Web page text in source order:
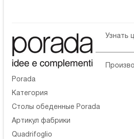
Узнать
Porada
Категория
Столы обеденные Porada
Артикул фабрики
Quadrifoglio